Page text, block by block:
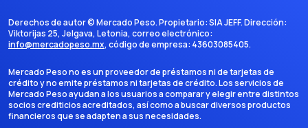
Derechos de autor ©Mercado Peso. Propietario:SIA JEFF. Dirección:
Viktorijas 25, Jelgava, Letonia, correo electrónico:
info@mercadopeso.mx, código de empresa: 43603085405.
Mercado Peso no es un proveedor de préstamos ni de tarjetas de
crédito y no emite préstamos ni tarjetas de crédito. Los servicios de
Mercado Peso ayudan a los usuarios a comparar y elegir entre distintos
socios crediticios acreditados, así como a buscar diversos productos
financieros que se adapten a sus necesidades.